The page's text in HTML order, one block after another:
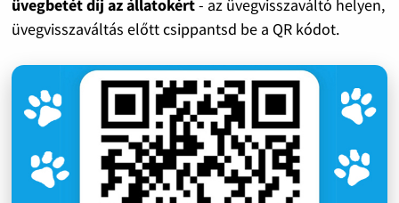
üvegbetét díj az állatokért- az üvegvisszaváltó helyen,
üvegvisszaváltás előtt csippantsd be a QR kódot.